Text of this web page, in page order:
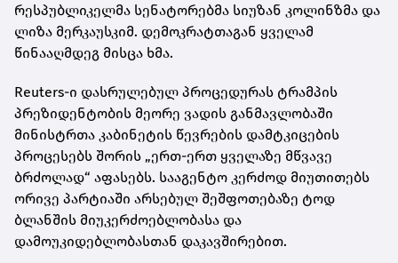
რესპუბლიკელმა სენატორებმა სიუზან კოლინზმა და
ლიზა მერკაუსკიმ. დემოკრატთაგან ყველამ
წინააღმდეგ მისცა ხმა.
Reuters-ი დასრულებულ პროცედურას ტრამპის
პრეზიდენტობის მეორე ვადის განმავლობაში
მინისტრთა კაბინეტის წევრების დამტკიცების
პროცესებს შორის „ერთ-ერთ ყველაზე მწვავე
ბრძოლად“ აფასებს. სააგენტო კერძოდ მიუთითებს
ორივე პარტიაში არსებულ შეშფოთებაზე ტოდ
ბლანშის მიუკერძოებლობასა და
დამოუკიდებლობასთან დაკავშირებით.